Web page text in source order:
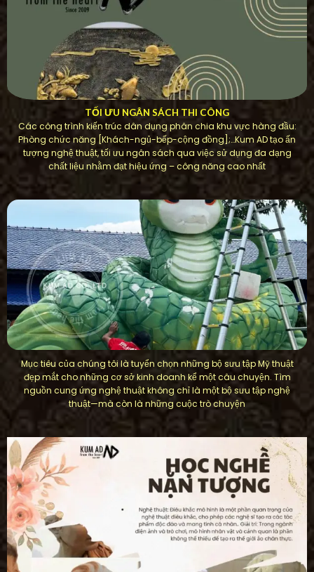
TỐI ƯU NGÂN SÁCH THI CÔNG
Các công trình kiến ​​trúc dân dụng phân chia khu vực hàng đầu:
Phòng chức năng [Khách-ngủ-bếp-cộng đồng];…Kum AD tạo ấn
tượng nghệ thuật, tối ưu ngân sách qua việc sử dụng đa dạng
chất liệu nhằm đạt hiệu ứng – công năng cao nhất
Mục tiêu của chúng tôi là tuyển chọn những bộ sưu tập Mỹ thuật
đẹp mắt cho những cơ sở kinh doanh kể một câu chuyện. Tìm
nguồn cung ứng nghệ thuật không chỉ là một bộ sưu tập nghệ
thuật—mà còn là những cuộc trò chuyện